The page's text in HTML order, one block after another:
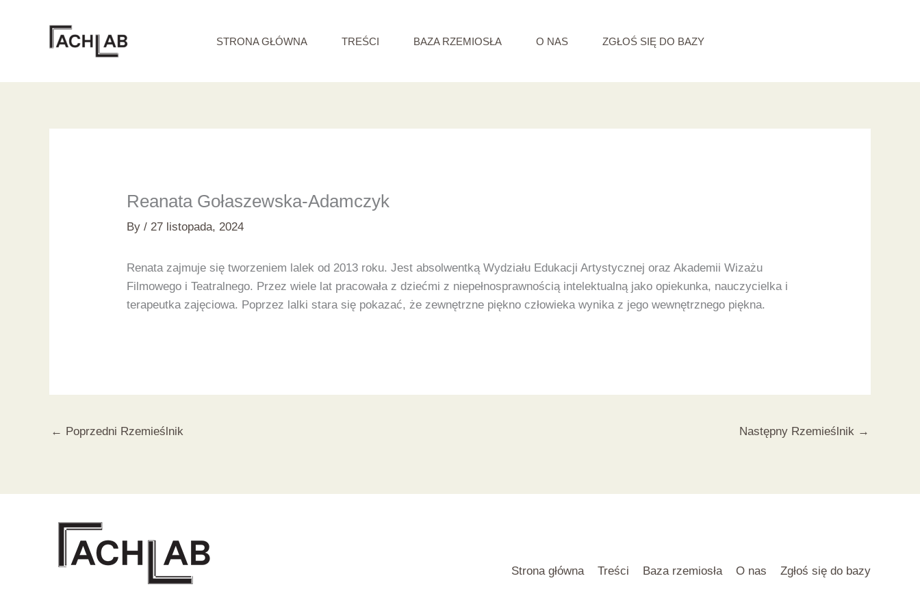
STRONA GŁÓWNA TREŚCI BAZA RZEMIOSŁA O NAS ZGŁOŚ SIĘ DO BAZY
Reanata Gołaszewska-Adamczyk
By/ 27 listopada, 2024
Renata zajmuje się tworzeniem lalek od 2013 roku. Jest absolwentką Wydziału Edukacji Artystycznej oraz Akademii Wizażu
Filmowego i Teatralnego. Przez wiele lat pracowała z dziećmi z niepełnosprawnością intelektualną jako opiekunka, nauczycielka i
terapeutka zajęciowa. Poprzez lalki stara się pokazać, że zewnętrzne piękno człowieka wynika z jego wewnętrznego piękna.
← Poprzedni Rzemieślnik Następny Rzemieślnik →
Strona główna Treści Baza rzemiosła O nas Zgłoś się do bazy